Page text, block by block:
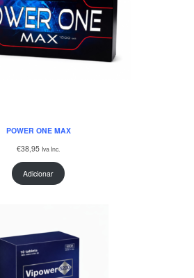
POWER ONE MAX
€38,95 Iva Inc.
Adicionar